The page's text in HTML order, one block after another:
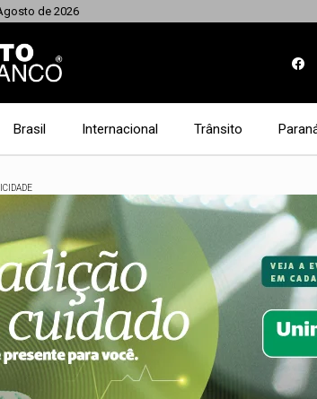
de 2026
Brasil Internacional Trânsito